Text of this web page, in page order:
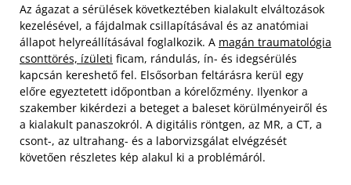
Az ágazat a sérülések következtében kialakult elváltozások
kezelésével, a fájdalmak csillapításával és az anatómiai
állapot helyreállításával foglalkozik. A magán traumatológia
csonttörés, ízületi ficam, rándulás, ín- és idegsérülés
kapcsán kereshető fel. Elsősorban feltárásra kerül egy
előre egyeztetett időpontban a kórelőzmény. Ilyenkor a
szakember kikérdezi a beteget a baleset körülményeiről és
a kialakult panaszokról. A digitális röntgen, az MR, a CT, a
csont-, az ultrahang- és a laborvizsgálat elvégzését
követően részletes kép alakul ki a problémáról.